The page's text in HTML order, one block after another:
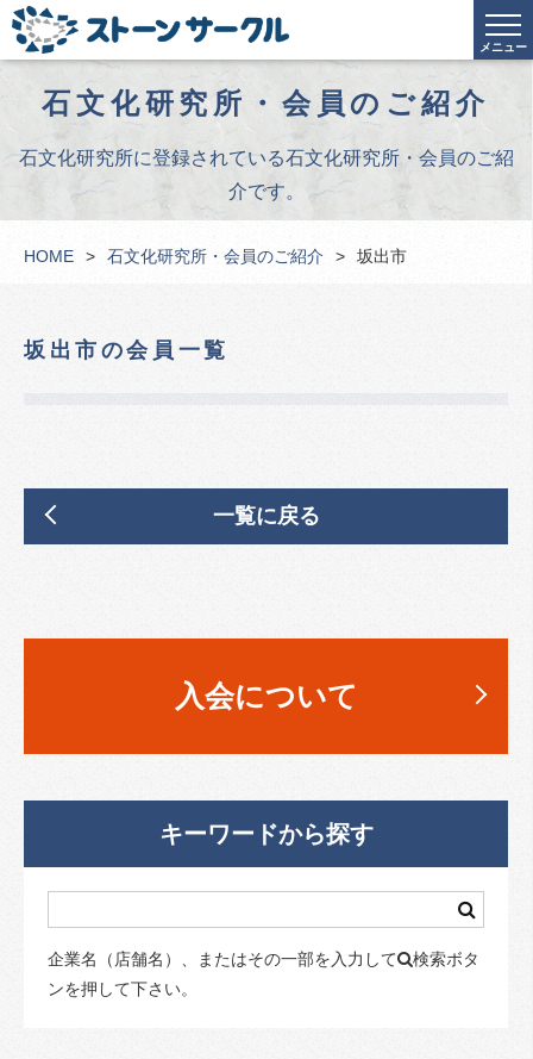
メニュー
石文化研究所・会員のご紹介
石文化研究所に登録されている石文化研究所・会員のご紹
介です。
HOME 石文化研究所・会員のご紹介 坂出市
坂出市の会員一覧
一覧に戻る
入会について
キーワードから探す
企業名（店舗名）、またはその一部を入力して
検索ボタ
ンを押して下さい。